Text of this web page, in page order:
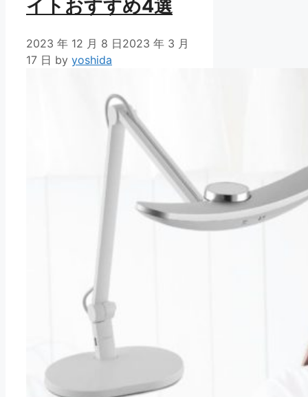
イトおすすめ4選
2023 年 12 月 8 日2023 年 3 月
17 日 by yoshida